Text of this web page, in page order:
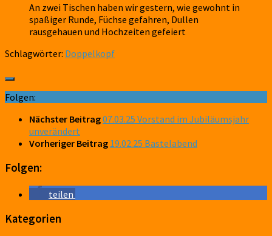
An zwei Tischen haben wir gestern, wie gewohnt in
spaßiger Runde, Füchse gefahren, Dullen
rausgehauen und Hochzeiten gefeiert
Schlagwörter: Doppelkopf
Folgen:
Nächster Beitrag07.03.25 Vorstand im Jubiläumsjahr
unverändert
Vorheriger Beitrag 19.02.25 Bastelabend
Folgen:
teilen
Kategorien